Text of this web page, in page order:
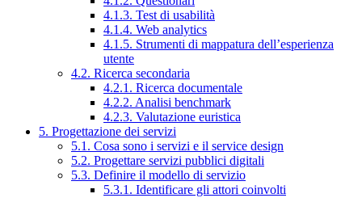
4.1.3. Test di usabilità
4.1.4. Web analytics
4.1.5. Strumenti di mappatura dell’esperienza
utente
4.2. Ricerca secondaria
4.2.1. Ricerca documentale
4.2.2. Analisi benchmark
4.2.3. Valutazione euristica
5. Progettazione dei servizi
5.1. Cosa sono i servizi e il service design
5.2. Progettare servizi pubblici digitali
5.3. Definire il modello di servizio
5.3.1. Identificare gli attori coinvolti